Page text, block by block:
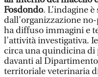
Fosdondo. L’indagine
dall’organizzazione
ha diffuso immagini e
l’attività investigativa.
circa una quindicina di
davanti al
territoriale veterinaria